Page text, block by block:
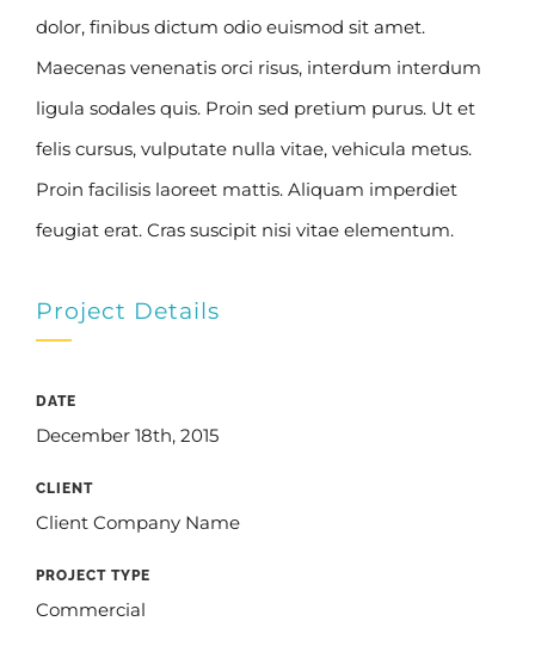
dolor, finibus dictum odio euismod sit amet.
Maecenas venenatis orci risus, interdum interdum
ligula sodales quis. Proin sed pretium purus. Ut et
felis cursus, vulputate nulla vitae, vehicula metus.
Proin facilisis laoreet mattis. Aliquam imperdiet
feugiat erat. Cras suscipit nisi vitae elementum.
Project Details
DATE
December 18th, 2015
CLIENT
Client Company Name
PROJECT TYPE
Commercial